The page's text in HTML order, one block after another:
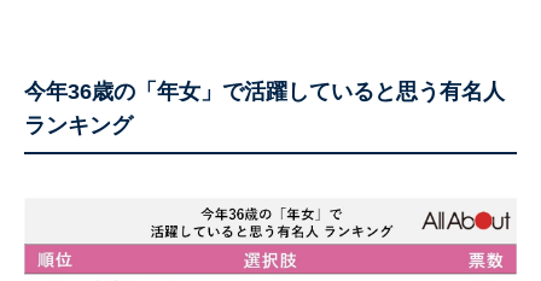
今年36歳の「年女」で活躍していると思う有名人
ランキング